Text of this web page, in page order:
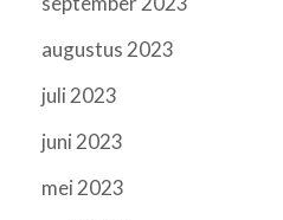
augustus 2023
juli 2023
juni 2023
mei 2023